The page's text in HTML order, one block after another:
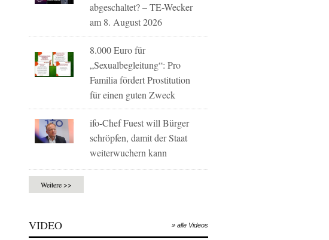
abgeschaltet? – TE-Wecker
am 8. August 2026
8.000 Euro für
„Sexualbegleitung“: Pro
Familia fördert Prostitution
für einen guten Zweck
ifo-Chef Fuest will Bürger
schröpfen, damit der Staat
weiterwuchern kann
Weitere >>
VIDEO » alle Videos